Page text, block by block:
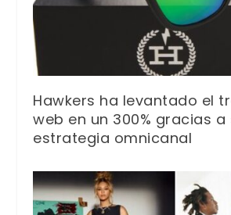
Hawkers ha levantado el
web en un 300% gracias a
estrategia omnicanal